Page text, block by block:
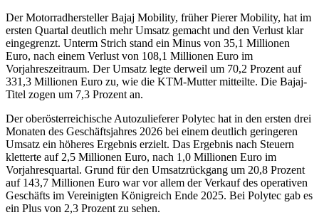
Der Motorradhersteller Bajaj Mobility, früher Pierer Mobility, hat im
ersten Quartal deutlich mehr Umsatz gemacht und den Verlust klar
eingegrenzt. Unterm Strich stand ein Minus von 35,1 Millionen
Euro, nach einem Verlust von 108,1 Millionen Euro im
Vorjahreszeitraum. Der Umsatz legte derweil um 70,2 Prozent auf
331,3 Millionen Euro zu, wie die KTM-Mutter mitteilte. Die Bajaj-
Titel zogen um 7,3 Prozent an.
Der oberösterreichische Autozulieferer Polytec hat in den ersten drei
Monaten des Geschäftsjahres 2026 bei einem deutlich geringeren
Umsatz ein höheres Ergebnis erzielt. Das Ergebnis nach Steuern
kletterte auf 2,5 Millionen Euro, nach 1,0 Millionen Euro im
Vorjahresquartal. Grund für den Umsatzrückgang um 20,8 Prozent
auf 143,7 Millionen Euro war vor allem der Verkauf des operativen
Geschäfts im Vereinigten Königreich Ende 2025. Bei Polytec gab es
ein Plus von 2,3 Prozent zu sehen.